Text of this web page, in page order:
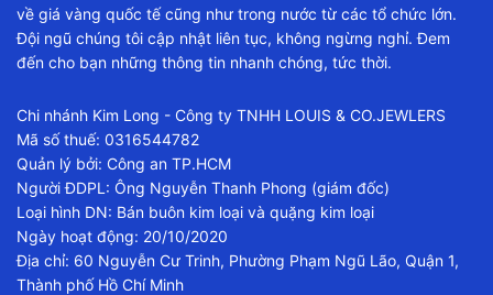
về giá vàng quốc tế cũng như trong nước từ các tổ chức lớn.
Đội ngũ chúng tôi cập nhật liên tục, không ngừng nghỉ. Đem
đến cho bạn những thông tin nhanh chóng, tức thời.
Chi nhánh Kim Long - Công ty TNHH LOUIS & CO.JEWLERS
Mã số thuế: 0316544782
Quản lý bởi: Công an TP.HCM
Người ĐDPL: Ông Nguyễn Thanh Phong (giám đốc)
Loại hình DN: Bán buôn kim loại và quặng kim loại
Ngày hoạt động: 20/10/2020
Địa chỉ: 60 Nguyễn Cư Trinh, Phường Phạm Ngũ Lão, Quận 1,
Thành phố Hồ Chí Minh